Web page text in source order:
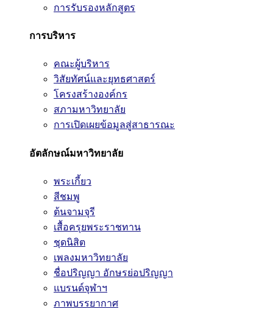
การรับรองหลักสูตร
การบริหาร
คณะผู้บริหาร
วิสัยทัศน์และยุทธศาสตร์
โครงสร้างองค์กร
สภามหาวิทยาลัย
การเปิดเผยข้อมูลสู่สาธารณะ
อัตลักษณ์มหาวิทยาลัย
พระเกี้ยว
สีชมพู
ต้นจามจุรี
เสื้อครุยพระราชทาน
ชุดนิสิต
เพลงมหาวิทยาลัย
ชื่อปริญญา อักษรย่อปริญญา
แบรนด์จุฬาฯ
ภาพบรรยากาศ